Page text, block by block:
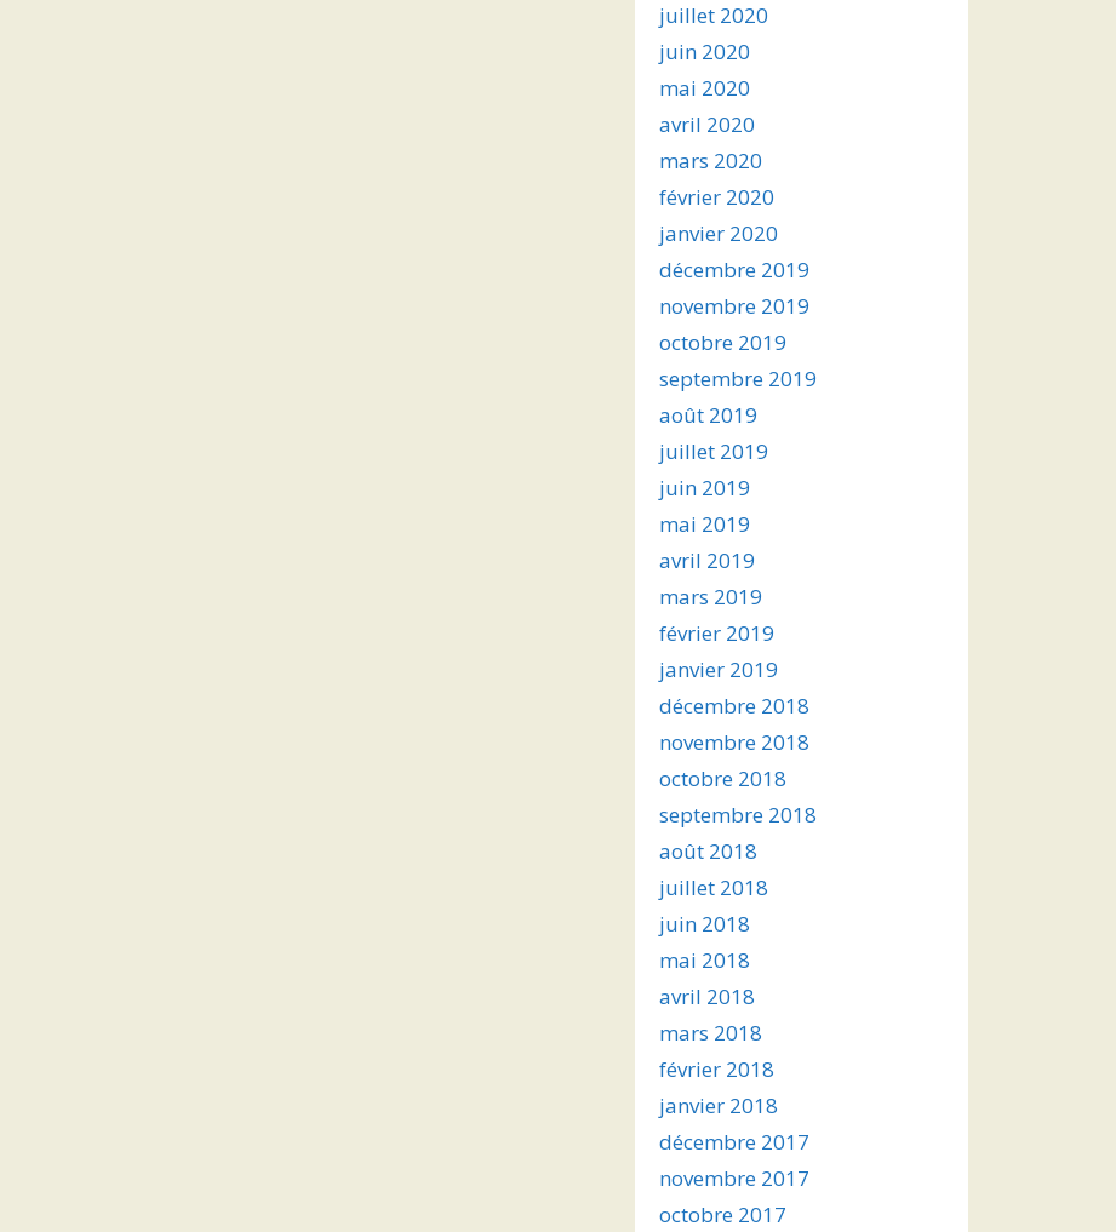
juillet 2020
juin 2020
mai 2020
avril 2020
mars 2020
février 2020
janvier 2020
décembre 2019
novembre 2019
octobre 2019
septembre 2019
août 2019
juillet 2019
juin 2019
mai 2019
avril 2019
mars 2019
février 2019
janvier 2019
décembre 2018
novembre 2018
octobre 2018
septembre 2018
août 2018
juillet 2018
juin 2018
mai 2018
avril 2018
mars 2018
février 2018
janvier 2018
décembre 2017
novembre 2017
octobre 2017